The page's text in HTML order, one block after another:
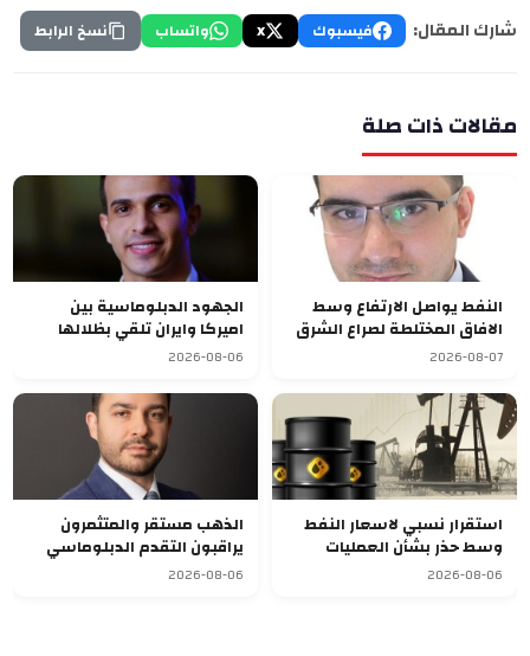
شارك المقال: فيسبوك X واتساب نسخ الرابط
مقالات ذات صلة
النفط يواصل الارتفاع وسط
الافاق المختلطة لصراع الشرق
الاوسط
2026-08-07
الجهود الدبلوماسية بين
اميركا وايران تلقي بظلالها
غلى الاسواق العالمية
2026-08-06
استقرار نسبي لاسعار النفط
وسط حذر بشأن العمليات
الدبلوماسية
2026-08-06
الذهب مستقر والمتثمرون
يراقبون التقدم الدبلوماسي
بالشرق الاوسط
2026-08-06